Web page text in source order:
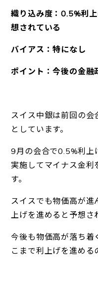
織り込み度：0.5%利
想されている
バイアス：特になし
ポイント：今後の金融
スイス中銀は前回の
としています。
9月の会合で0.5%利上
実施してマイナス金利
す。
スイスでも物価高が進
上げを進めると予想さ
今後も物価高が落ち着
こまで利上げを進める